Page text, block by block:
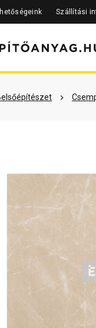
Szállítási
Szükséged lehet rá